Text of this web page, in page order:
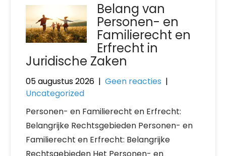
Belang van
Personen- en
Familierecht en
Erfrecht in
Juridische Zaken
05 augustus 2026 | Geen reacties |
Uncategorized
Personen- en Familierecht en Erfrecht:
Belangrijke Rechtsgebieden Personen- en
Familierecht en Erfrecht: Belangrijke